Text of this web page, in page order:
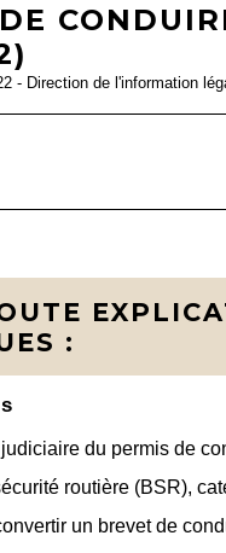
- Direction de l'information
:
du permis de
routière (BSR),
un brevet de